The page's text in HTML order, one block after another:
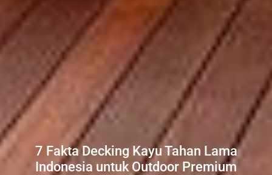
7 Fakta Decking Kayu Tahan Lama
Indonesia untuk Outdoor Premium